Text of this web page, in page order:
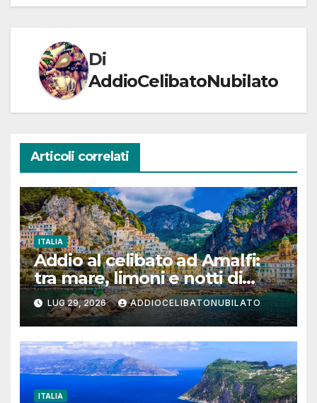
Di
AddioCelibatoNubilato
Articoli correlati
ITALIA
Addio al celibato ad Amalfi:
tra mare, limoni e notti di
festa in Costiera Amalfitana
LUG 29, 2026 ADDIOCELIBATONUBILATO
ITALIA